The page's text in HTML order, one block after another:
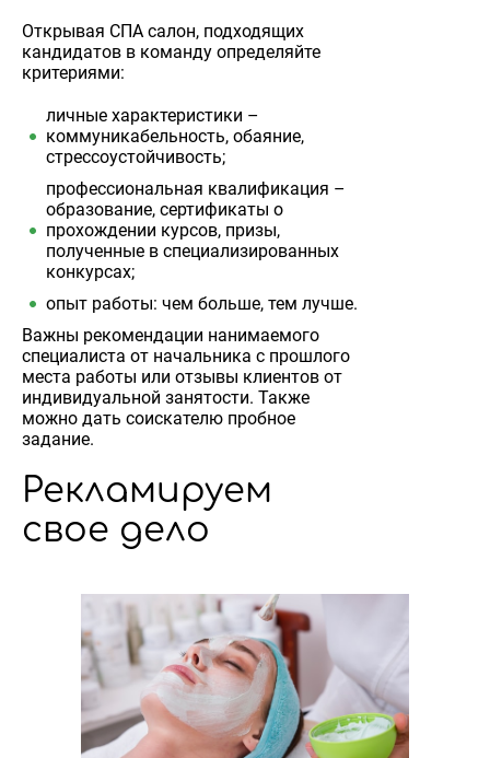
Открывая СПА салон, подходящих
кандидатов в команду определяйте
критериями:
личные характеристики –
коммуникабельность, обаяние,
стрессоустойчивость;
профессиональная квалификация –
образование, сертификаты о
прохождении курсов, призы,
полученные в специализированных
конкурсах;
опыт работы: чем больше, тем лучше.
Важны рекомендации нанимаемого
специалиста от начальника с прошлого
места работы или отзывы клиентов от
индивидуальной занятости. Также
можно дать соискателю пробное
задание.
Рекламируем
свое дело